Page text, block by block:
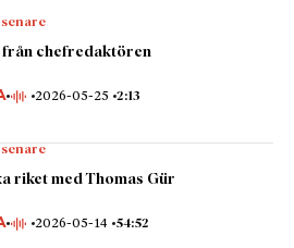
från chefredaktören
2026-05-25 2:13
riket med Thomas Gür
2026-05-14 54:52